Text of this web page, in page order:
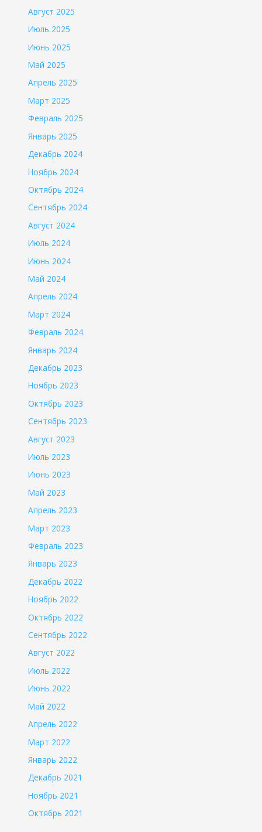
Август 2025
Июль 2025
Июнь 2025
Май 2025
Апрель 2025
Март 2025
Февраль 2025
Январь 2025
Декабрь 2024
Ноябрь 2024
Октябрь 2024
Сентябрь 2024
Август 2024
Июль 2024
Июнь 2024
Май 2024
Апрель 2024
Март 2024
Февраль 2024
Январь 2024
Декабрь 2023
Ноябрь 2023
Октябрь 2023
Сентябрь 2023
Август 2023
Июль 2023
Июнь 2023
Май 2023
Апрель 2023
Март 2023
Февраль 2023
Январь 2023
Декабрь 2022
Ноябрь 2022
Октябрь 2022
Сентябрь 2022
Август 2022
Июль 2022
Июнь 2022
Май 2022
Апрель 2022
Март 2022
Январь 2022
Декабрь 2021
Ноябрь 2021
Октябрь 2021